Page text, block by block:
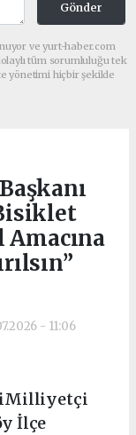
Gönder
ve yurt-haber.com
tüm sorumluluğu tek
yönetimi hiçbir şekilde
Amacına
- 11:06
İlçe